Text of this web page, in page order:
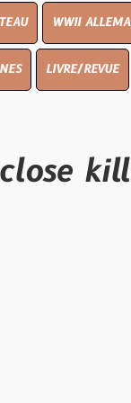
ALLEMAND COPIE